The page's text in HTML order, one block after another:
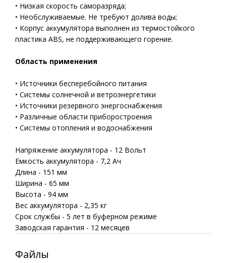
• Низкая скорость саморазряда;
• Необслуживаемые. Не требуют долива воды;
• Корпус аккумулятора выполнен из термостойкого
пластика ABS, не поддерживающего горение.
Область применения
• Источники бесперебойного питания
• Системы солнечной и ветроэнергетики
• Источники резервного энергоснабжения
• Различные области приборостроения
• Системы отопления и водоснабжения
Напряжение аккумулятора - 12 Вольт
Емкость аккумулятора - 7,2 Ач
Длина - 151 мм
Ширина - 65 мм
Высота - 94 мм
Вес аккумулятора - 2,35 кг
Срок службы - 5 лет в буферном режиме
Заводская гарантия - 12 месяцев
Файлы